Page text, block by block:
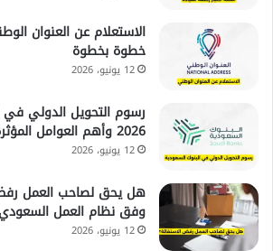
خطوة بخطوة
12 يونيو، 2026
رسوم التحويل الدولي في
2026 وأهم العوامل المؤثرة عليها
12 يونيو، 2026
هل يحق لصاحب العمل رفض
وفق نظام العمل السعودي
12 يونيو، 2026